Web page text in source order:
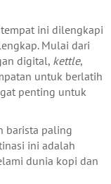
ini dilengkapi
Mulai dari
digital, kettle,
untuk berlatih
penting untuk
barista paling
ini adalah
dunia kopi dan